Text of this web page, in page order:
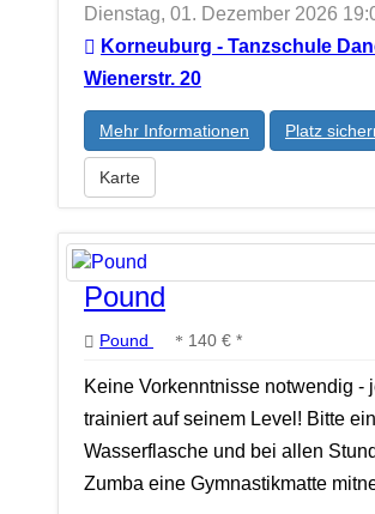
Dienstag, 01. Dezember 2026
Korneuburg - Tanzschule
Wienerstr. 20
Mehr Informationen Platz
Karte
Pound
Pound 140 € *
Keine Vorkenntnisse notwendig -
trainiert auf seinem Level! Bitte
Wasserflasche und bei allen
Zumba eine Gymnastikmatte